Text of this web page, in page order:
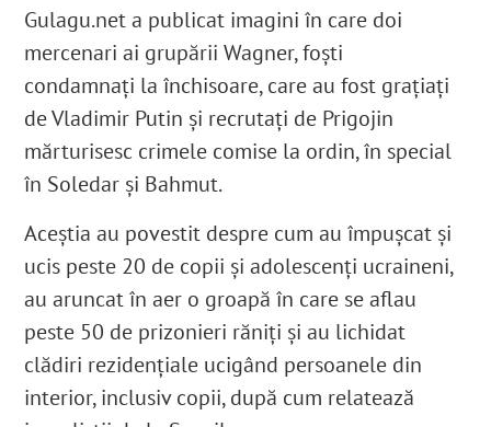
Gulagu.net a publicat imagini în care doi
mercenari ai grupării Wagner, foști
condamnați la închisoare, care au fost grațiați
de Vladimir Putin și recrutați de Prigojin
mărturisesc crimele comise la ordin, în special
în Soledar și Bahmut.
Aceștia au povestit despre cum au împușcat și
ucis peste 20 de copii și adolescenți ucraineni,
au aruncat în aer o groapă în care se aflau
peste 50 de prizonieri răniți și au lichidat
clădiri rezidențiale ucigând persoanele din
interior, inclusiv copii, după cum relatează